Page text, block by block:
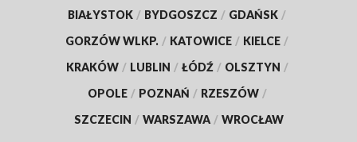
BIAŁYSTOK / BYDGOSZCZ / GDAŃSK /
GORZÓW WLKP. / KATOWICE / KIELCE /
KRAKÓW / LUBLIN / ŁÓDŹ / OLSZTYN /
OPOLE / POZNAŃ / RZESZÓW /
SZCZECIN / WARSZAWA / WROCŁAW